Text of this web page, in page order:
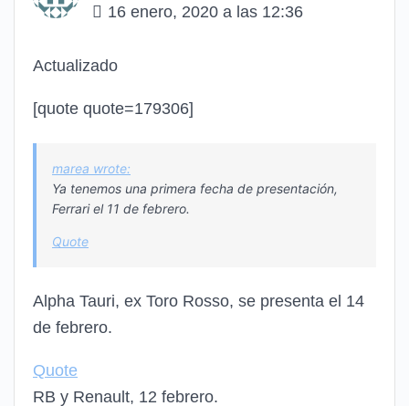
16 enero, 2020 a las 12:36
Actualizado
[quote quote=179306]
marea wrote:
Ya tenemos una primera fecha de presentación,
Ferrari el 11 de febrero.
Quote
Alpha Tauri, ex Toro Rosso, se presenta el 14
de febrero.
Quote
RB y Renault, 12 febrero.